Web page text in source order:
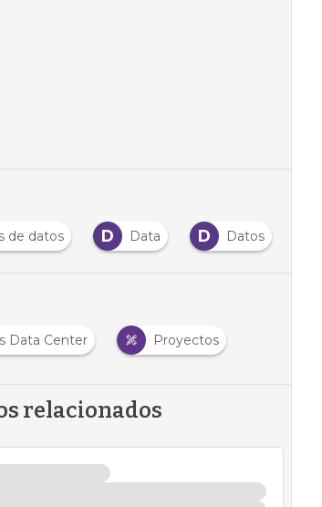
de datos D Data D Datos
Data Center Proyectos
relacionados